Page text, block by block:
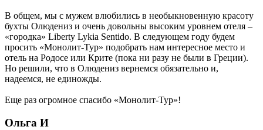
В общем, мы с мужем влюбились в необыкновенную красоту
бухты Олюдениз и очень довольны высоким уровнем отеля –
«городка» Liberty Lykia Sentido. В следующем году будем
просить «Монолит-Тур» подобрать нам интересное место и
отель на Родосе или Крите (пока ни разу не были в Греции).
Но решили, что в Олюдениз вернемся обязательно и,
надеемся, не единожды.
Еще раз огромное спасибо «Монолит-Тур»!
Ольга И